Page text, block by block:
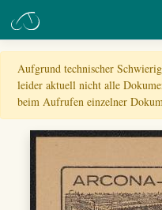
Aufgrund technischer
leider aktuell nicht alle
beim Aufrufen einzelner